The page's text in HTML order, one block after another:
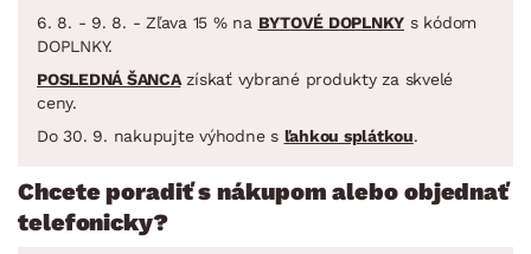
6. 8. - 9. 8. - Zľava 15 % na BYTOVÉ DOPLNKY s kódom
DOPLNKY.
POSLEDNÁ ŠANCAzískať vybrané produkty za skvelé
ceny.
Do 30. 9. nakupujte výhodne s ľahkou splátkou.
Chcete poradiť s nákupom alebo objednať
telefonicky?